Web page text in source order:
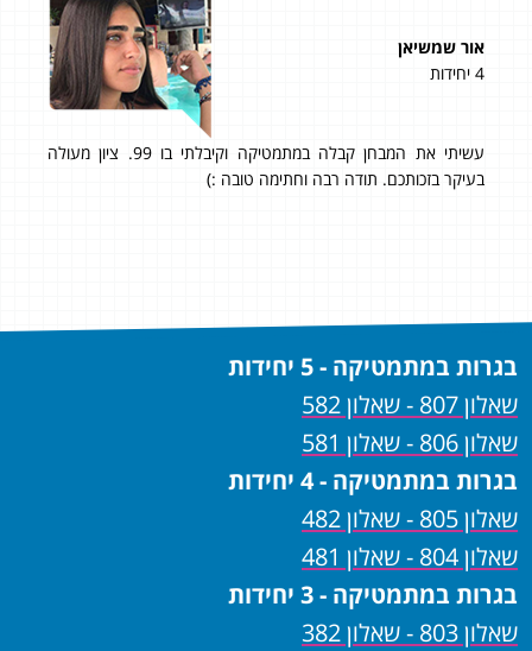
אור שמשיאן
4 יחידות
עשיתי את המבחן קבלה במתמטיקה וקיבלתי בו 99. ציון מעולה
בעיקר בזכותכם. תודה רבה וחתימה טובה :)
בגרות במתמטיקה - 5 יחידות
שאלון 807 - שאלון 582
שאלון 806 - שאלון 581
בגרות במתמטיקה - 4 יחידות
שאלון 805 - שאלון 482
שאלון 804 - שאלון 481
בגרות במתמטיקה - 3 יחידות
שאלון 803 - שאלון 382